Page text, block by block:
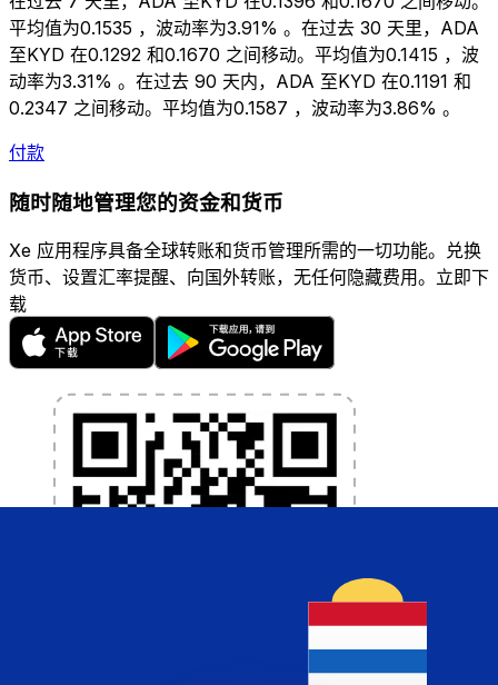
平均值为0.1535 ，波动率为3.91% 。在过去 30 天里，ADA
至KYD 在0.1292 和0.1670 之间移动。平均值为0.1415 ，波
动率为3.31% 。在过去 90 天内，ADA 至KYD 在0.1191 和
0.2347 之间移动。平均值为0.1587 ，波动率为3.86% 。
付款
随时随地管理您的资金和货币
Xe 应用程序具备全球转账和货币管理所需的一切功能。兑换
货币、设置汇率提醒、向国外转账，无任何隐藏费用。立即下
载